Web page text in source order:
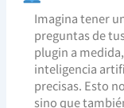
Imagina tener
preguntas de
plugin a
inteligencia
precisas. Esto
sino que